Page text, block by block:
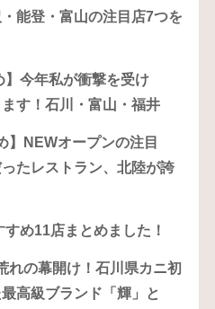
能登・富山の注目店7つを
】今年私が衝撃を受け
す！石川・富山・福井
】NEWオープンの注目
たレストラン、北陸が誇
すめ11店まとめました！
れの幕開け！石川県カニ初
高級ブランド「輝」と